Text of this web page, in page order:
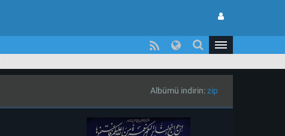
Albümü indirin:zip